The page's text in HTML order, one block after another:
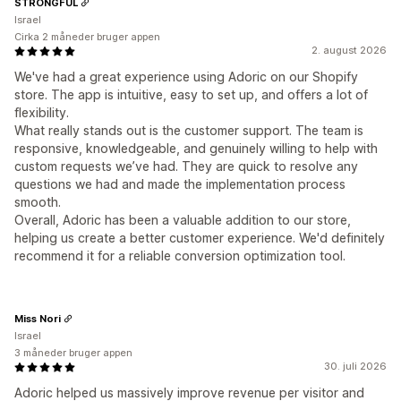
2. august 2026
We've had a great experience using Adoric on our Shopify
store. The app is intuitive, easy to set up, and offers a lot of
flexibility.
What really stands out is the customer support. The team is
responsive, knowledgeable, and genuinely willing to help with
custom requests we’ve had. They are quick to resolve any
questions we had and made the implementation process
smooth.
Overall, Adoric has been a valuable addition to our store,
helping us create a better customer experience. We'd definitely
recommend it for a reliable conversion optimization tool.
STRONGFUL
Israel
Cirka 2 måneder bruger appen
30. juli 2026
Adoric helped us massively improve revenue per visitor and
Miss Nori
Israel
3 måneder bruger appen